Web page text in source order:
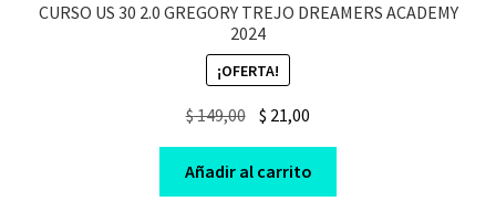
CURSO US 30 2.0 GREGORY TREJO DREAMERS ACADEMY
2024
¡OFERTA!
$149,00 Original
price
was:
$ 149,00.
$ 21,00
price
is:
$ 21,00.
Añadir al carrito